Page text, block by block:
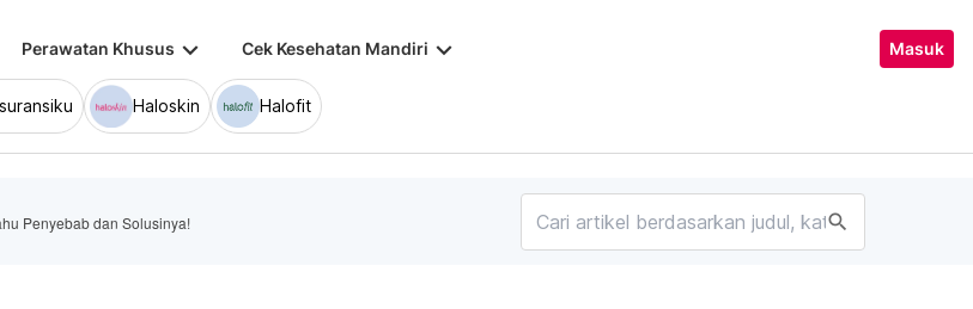
Perawatan Khusus keyboard_arrow_down Cek Kesehatan Mandiri keyboard_arrow_down Masuk
Haloskin Halofit
Penyebab dan Solusinya! search